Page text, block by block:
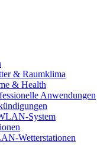
& Raumklima
& Health
Anwendungen
System
Wetterstationen